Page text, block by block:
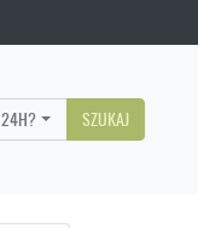
24H? SZUKAJ